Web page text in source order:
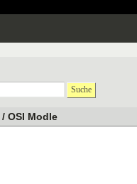
Suche
/ OSI Modle